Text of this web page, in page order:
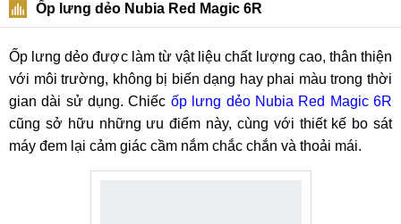
Ốp lưng dẻo Nubia Red Magic 6R
Ốp lưng dẻo được làm từ vật liệu chất lượng cao, thân thiện
với môi trường, không bị biến dạng hay phai màu trong thời
gian dài sử dụng. Chiếc ốp lưng dẻo Nubia Red Magic 6R
cũng sở hữu những ưu điểm này, cùng với thiết kế bo sát
máy đem lại cảm giác cầm nắm chắc chắn và thoải mái.